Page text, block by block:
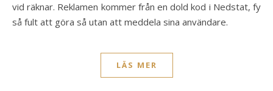
vid räknar. Reklamen kommer från en dold kod i Nedstat, fy
så fult att göra så utan att meddela sina användare.
LÄS MER